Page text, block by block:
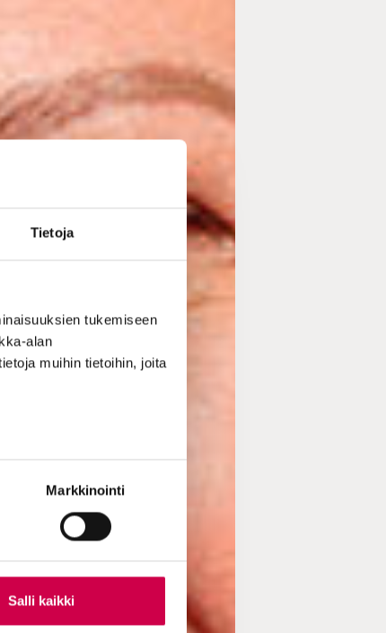
Tietoja
tukemiseen
alan
muihin tietoihin, joita
Markkinointi
Salli kaikki